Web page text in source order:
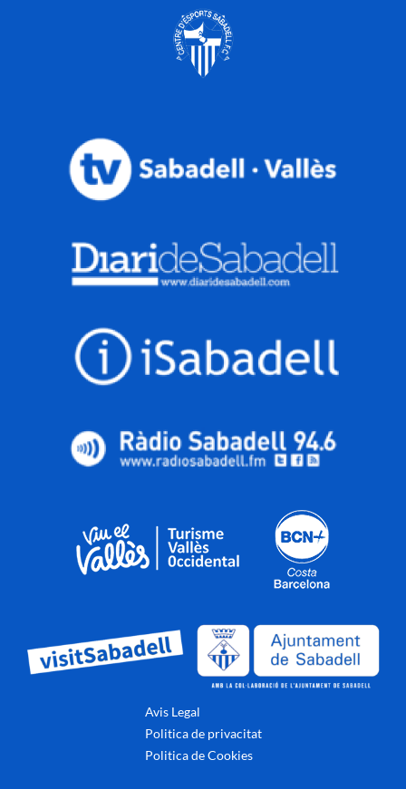
Avis Legal
Politica de privacitat
Politica de Cookies